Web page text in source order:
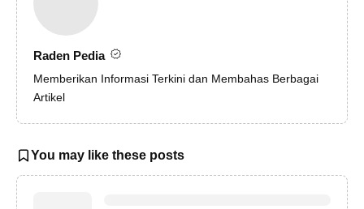
Raden Pedia
Memberikan Informasi Terkini dan Membahas Berbagai
Artikel
You may like these posts